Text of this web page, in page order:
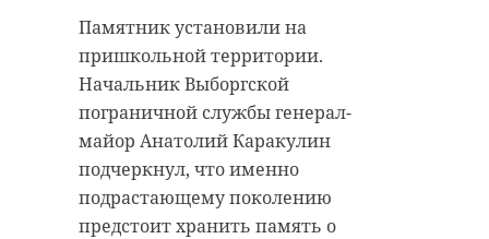
Памятник установили на
пришкольной территории.
Начальник Выборгской
пограничной службы генерал-
майор Анатолий Каракулин
подчеркнул, что именно
подрастающему поколению
предстоит хранить память о